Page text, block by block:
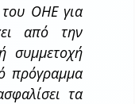
ΟΗΕ για
από την
συμμετοχή
πρόγραμμα
τα